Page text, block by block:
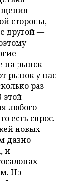
стороны,
другой —
на рынок
рынок у нас
раз
этой
любого
есть спрос.
новых
давно
и
Но